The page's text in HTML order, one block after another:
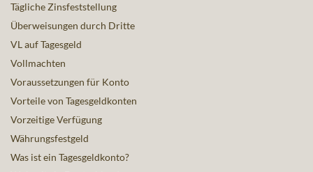
Tägliche Zinsfeststellung
Überweisungen durch Dritte
VL auf Tagesgeld
Vollmachten
Voraussetzungen für Konto
Vorteile von Tagesgeldkonten
Vorzeitige Verfügung
Währungsfestgeld
Was ist ein Tagesgeldkonto?